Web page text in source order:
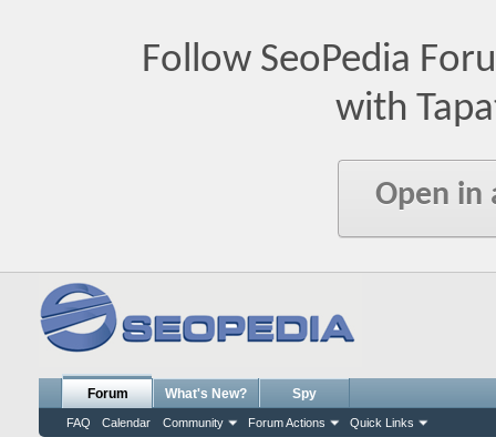
Follow SeoPedia
with
Open in
Forum
FAQ Calendar Community Forum Actions Quick Links
What's New? Spy